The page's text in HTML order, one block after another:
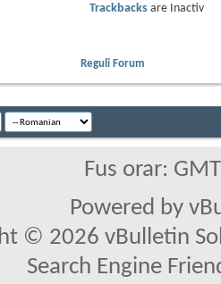
Trackbacksare
Inactiv
Reguli Forum
Fus orar:
Powered by
© 2026 vBulletin
Search Engine